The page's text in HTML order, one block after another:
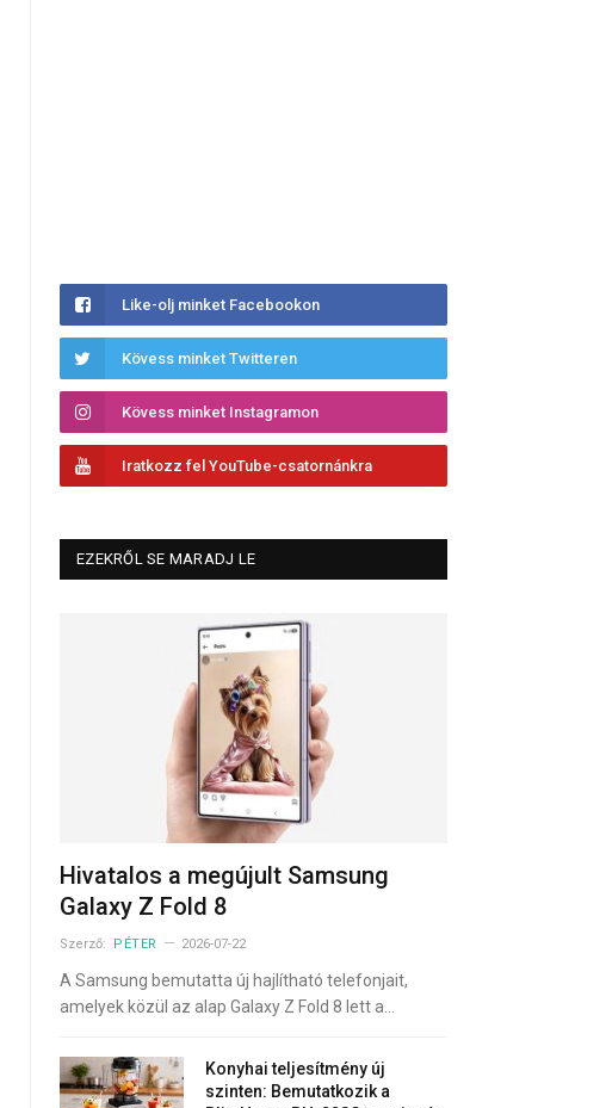
Like-olj minket Facebookon
Kövess minket Twitteren
Kövess minket Instagramon
Iratkozz fel YouTube-csatornánkra
EZEKRŐL SE MARADJ LE
Hivatalos a megújult Samsung
Galaxy Z Fold 8
Szerző: PÉTER 2026-07-22
A Samsung bemutatta új hajlítható telefonjait,
amelyek közül az alap Galaxy Z Fold 8 lett a…
Konyhai teljesítmény új
szinten: Bemutatkozik a